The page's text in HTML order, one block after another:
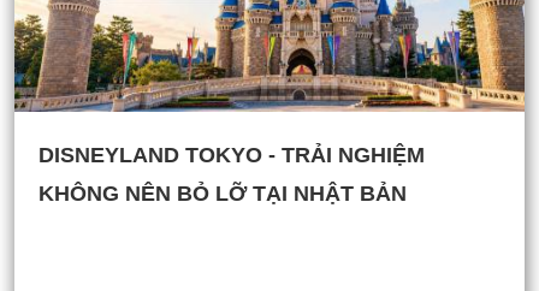
DISNEYLAND TOKYO - TRẢI NGHIỆM
KHÔNG NÊN BỎ LỠ TẠI NHẬT BẢN